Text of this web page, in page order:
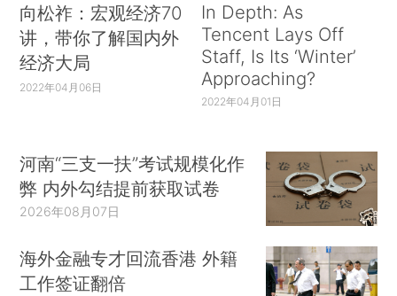
向松祚：宏观经济70
讲，带你了解国内外
经济大局
2022年04月06日
In Depth: As
Tencent Lays Off
Staff, Is Its ‘Winter’
Approaching?
2022年04月01日
河南“三支一扶”考试规模化作
弊 内外勾结提前获取试卷
2026年08月07日
海外金融专才回流香港 外籍
工作签证翻倍